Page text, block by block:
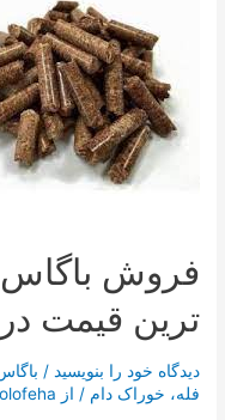
فروش باگاس
ترین قیمت
دیدگاه‌ خود را بنویسید /
فله، خوراک دام / از